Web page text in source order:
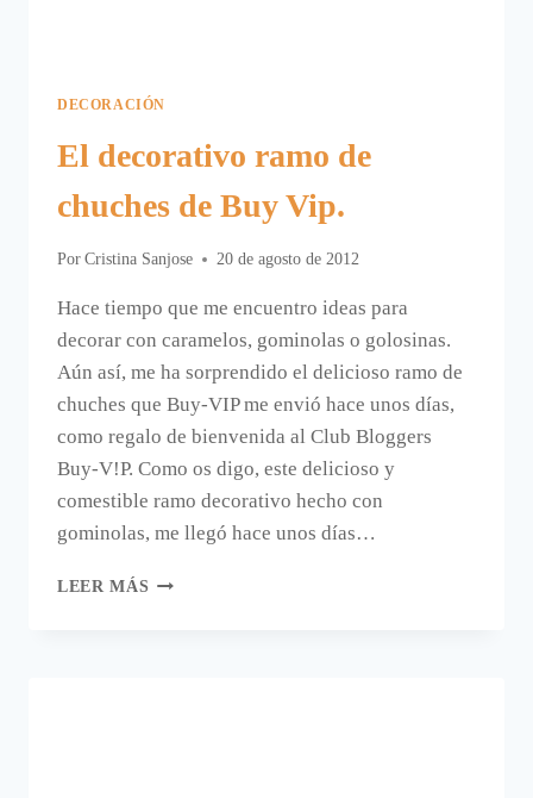
DECORACIÓN
El decorativo ramo de
chuches de Buy Vip.
Por Cristina Sanjose 20 de agosto de 2012
Hace tiempo que me encuentro ideas para
decorar con caramelos, gominolas o golosinas.
Aún así, me ha sorprendido el delicioso ramo de
chuches que Buy-VIP me envió hace unos días,
como regalo de bienvenida al Club Bloggers
Buy-V!P. Como os digo, este delicioso y
comestible ramo decorativo hecho con
gominolas, me llegó hace unos días…
LEER MÁS EL